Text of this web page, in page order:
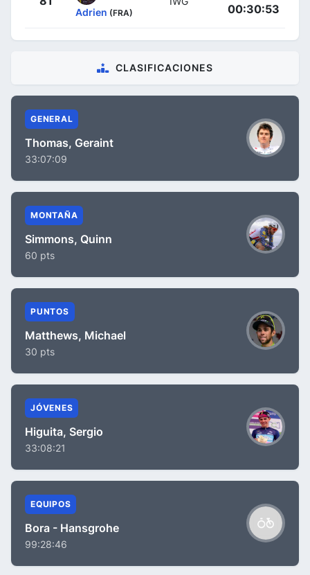
Adrien (FRA)
00:30:53
CLASIFICACIONES
GENERAL
Thomas, Geraint
33:07:09
MONTAÑA
Simmons, Quinn
60 pts
PUNTOS
Matthews, Michael
30 pts
JÓVENES
Higuita, Sergio
33:08:21
EQUIPOS
Bora - Hansgrohe
99:28:46